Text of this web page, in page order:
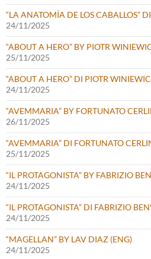
“LA ANATOMÍA DE LOS CABALLOS”
24/11/2025
“ABOUT A HERO” BY PIOTR
25/11/2025
“ABOUT A HERO” DI PIOTR
24/11/2025
“AVEMMARIA” BY FORTUNATO
26/11/2025
“AVEMMARIA” DI FORTUNATO
25/11/2025
“IL PROTAGONISTA” BY FABRIZIO
24/11/2025
“IL PROTAGONISTA” DI FABRIZIO
24/11/2025
“MAGELLAN” BY LAV DIAZ (ENG)
24/11/2025